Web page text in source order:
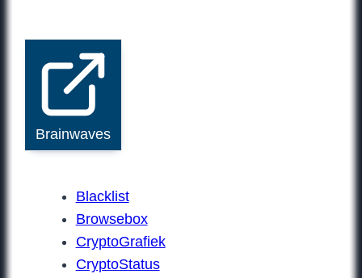
Brainwaves
Blacklist
Browsebox
CryptoGrafiek
CryptoStatus